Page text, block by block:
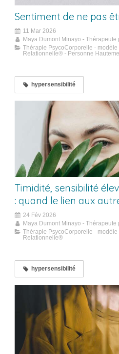
Sentiment de ne pas
11 Mar 2026
Maya Dumont Minayo -
Thérapie PsycoCorporelle -
Relationnelle® - Personne
hypersensibilité
Timidité, sensibilité
: quand le lien aux
24 Fév 2026
Maya Dumont Minayo -
Thérapie PsycoCorporelle -
Relationnelle®
hypersensibilité